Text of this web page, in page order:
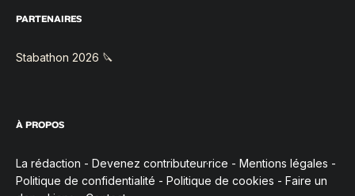
PARTENAIRES
Stabathon 2026 🔪
À PROPOS
La rédaction - Devenez contributeur·rice - Mentions légales -
Politique de confidentialité - Politique de cookies - Faire un